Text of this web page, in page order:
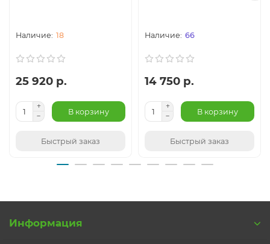
безналичному расчету.
Купить Светильник для бильярдного стола Alison
Bronze 3 плафона в интернет магазине Svetidom.ru
очень просто — достаточно лишь определиться с его
количеством и положить товар в корзину. Вы можете
корректировать свой заказ до нажатия кнопки
18
25 920 р.
В корзину
Быстрый заказ
66
14 750 р.
В корзину
Быстрый заказ
Информация